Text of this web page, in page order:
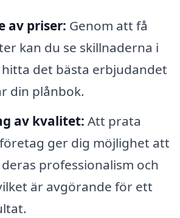
av priser: Genom att få
kan du se skillnaderna i
det bästa erbjudandet
din plånbok.
av kvalitet: Att prata
ger dig möjlighet att
professionalism och
är avgörande för ett